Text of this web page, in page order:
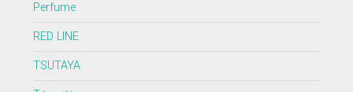
Perfume
RED LINE
TSUTAYA